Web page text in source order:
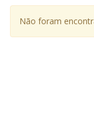
Não foram